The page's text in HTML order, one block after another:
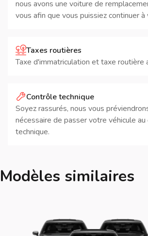
Modèles similaires
nous avons une voiture de
vous afin que vous puissiez continuer à
Taxes routières
Taxe d'immatriculation et taxe routière
Contrôle technique
Soyez rassurés, nous vous
nécessaire de passer votre véhicule
technique.